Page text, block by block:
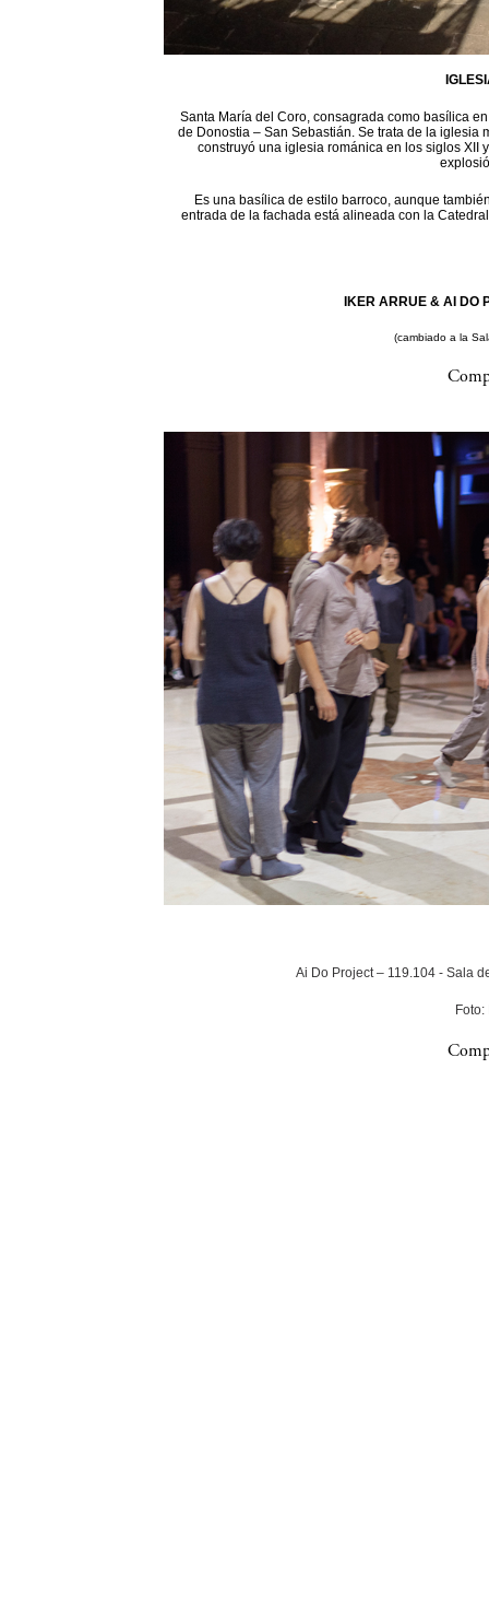
Santa María del Coro, consagrada como basílica
de Donostia – San Sebastián. Se trata de la iglesia
construyó una iglesia románica en los siglos XII
Es una basílica de estilo barroco, aunque
entrada de la fachada está alineada con la
IKER ARRUE & AI DO
(cambiado a la
Ai Do Project – 119.104 - Sala